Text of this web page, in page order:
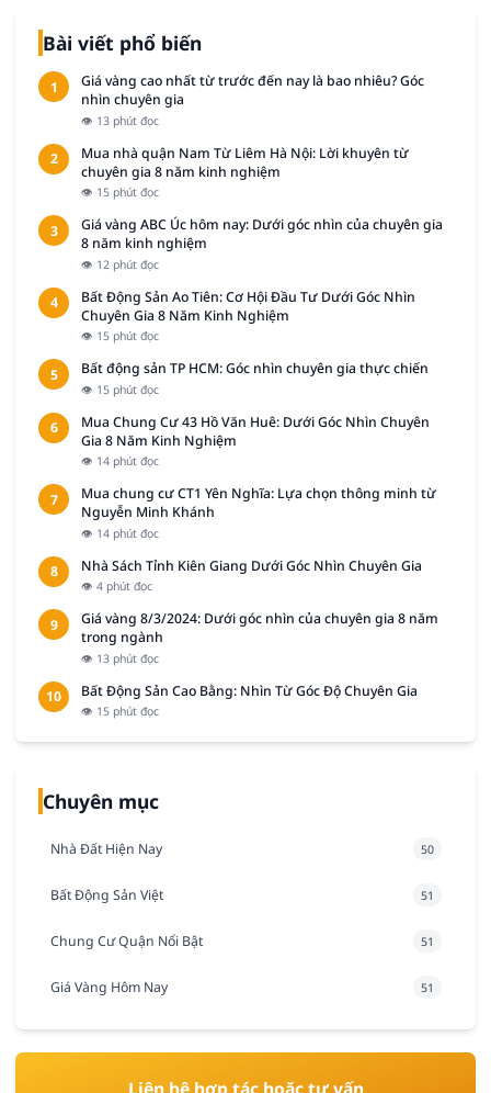
Bài viết phổ biến
1
Giá vàng cao nhất từ trước đến nay là bao nhiêu? Góc
nhìn chuyên gia
👁 13 phút đọc
2
Mua nhà quận Nam Từ Liêm Hà Nội: Lời khuyên từ
chuyên gia 8 năm kinh nghiệm
👁 15 phút đọc
3
Giá vàng ABC Úc hôm nay: Dưới góc nhìn của chuyên gia
8 năm kinh nghiệm
👁 12 phút đọc
4
Bất Động Sản Ao Tiên: Cơ Hội Đầu Tư Dưới Góc Nhìn
Chuyên Gia 8 Năm Kinh Nghiệm
👁 15 phút đọc
5 Bất động sản TP HCM: Góc nhìn chuyên gia thực chiến
👁 15 phút đọc
6
Mua Chung Cư 43 Hồ Văn Huê: Dưới Góc Nhìn Chuyên
Gia 8 Năm Kinh Nghiệm
👁 14 phút đọc
7
Mua chung cư CT1 Yên Nghĩa: Lựa chọn thông minh từ
Nguyễn Minh Khánh
👁 14 phút đọc
8 Nhà Sách Tỉnh Kiên Giang Dưới Góc Nhìn Chuyên Gia
👁 4 phút đọc
9
Giá vàng 8/3/2024: Dưới góc nhìn của chuyên gia 8 năm
trong ngành
👁 13 phút đọc
10 Bất Động Sản Cao Bằng: Nhìn Từ Góc Độ Chuyên Gia
👁 15 phút đọc
Chuyên mục
Nhà Đất Hiện Nay 50
Bất Động Sản Việt 51
Chung Cư Quận Nổi Bật 51
Giá Vàng Hôm Nay 51